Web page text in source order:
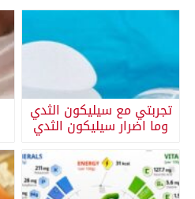
تجربتي مع سيليكون الثدي
وما اضرار سيليكون الثدي